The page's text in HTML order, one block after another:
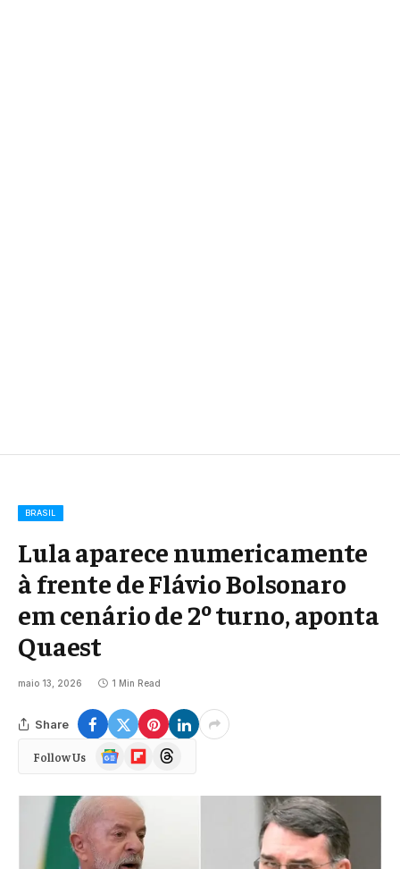
BRASIL
Lula aparece numericamente
à frente de Flávio Bolsonaro
em cenário de 2º turno, aponta
Quaest
maio 13, 2026 1 Min Read
Share
Follow Us
GoogleFlipboardThreads